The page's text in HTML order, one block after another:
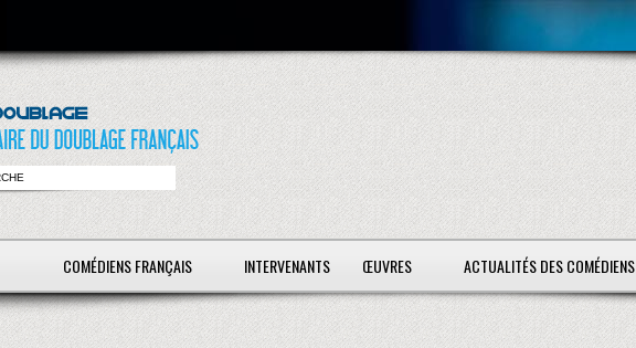
COMÉDIENS FRANÇAIS INTERVENANTS ŒUVRES ACTUALITÉS DES COMÉDIENS